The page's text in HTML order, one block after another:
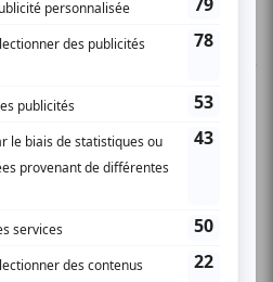
DE MEMBRE
11-09 04:00:00
Une ambiance agréable
sans fla fla.